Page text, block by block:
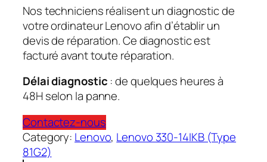
Nos techniciens réalisent un diagnostic de
votre ordinateur Lenovo afin d’établir un
devis de réparation. Ce diagnostic est
facturé avant toute réparation.
Délai diagnostic : de quelques heures à
48H selon la panne.
Contactez-nous
Category: Lenovo, Lenovo 330-14IKB (Type
81G2)